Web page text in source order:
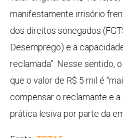
manifestamente irrisório
dos direitos sonegados
Desemprego) e a
reclamada”. Nesse sentido,
que o valor de R$ 5 mil é
compensar o reclamante e
prática lesiva por parte da